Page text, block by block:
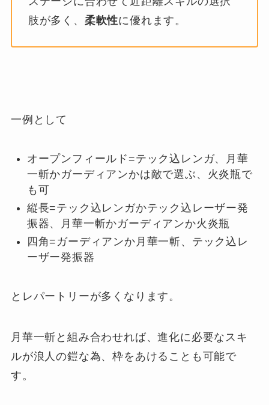
肢が多く、 柔軟性に優れます。
一例として
オープンフィールド=テック込レンガ、月華
一斬かガーディアンかは敵で選ぶ、火炎瓶で
も可
縦長=テック込レンガかテック込レーザー発
振器、月華一斬かガーディアンか火炎瓶
四角=ガーディアンか月華一斬、テック込レ
ーザー発振器
とレパートリーが多くなります。
月華一斬と組み合わせれば、進化に必要なスキ
ルが浪人の鎧な為、枠をあけることも可能で
す。